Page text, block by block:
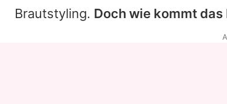
Brautstyling. Doch wie kommt das